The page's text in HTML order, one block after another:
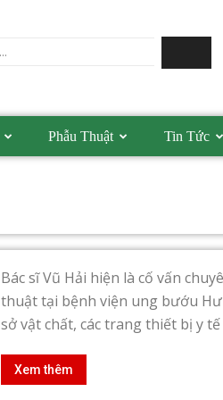
Phẫu Thuật Tin Tức
Bác sĩ Vũ Hải hiện là cố vấn
thuật tại bệnh viện ung bướu
sở vật chất, các trang thiết bị y tế
Xem thêm